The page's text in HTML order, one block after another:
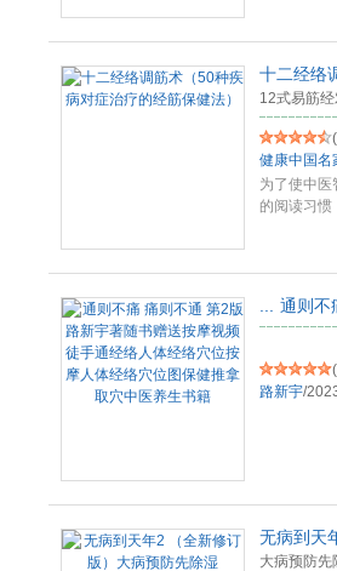
十二经络
12式易筋
(
健康中国名
为了使中
的阅读习
通则不
(
路新宇/
无病到天
大病预防